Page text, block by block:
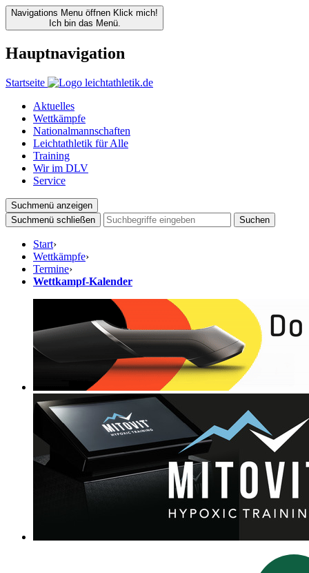
Navigations Menu öffnen Klick mich!
Ich bin das Menü.
Hauptnavigation
Startseite
Aktuelles
Wettkämpfe
Nationalmannschaften
Leichtathletik für Alle
Training
Wir im DLV
Service
Suchmenü anzeigen
Suchmenü schließen
Suchen
Start›
Wettkämpfe›
Termine›
Wettkampf-Kalender